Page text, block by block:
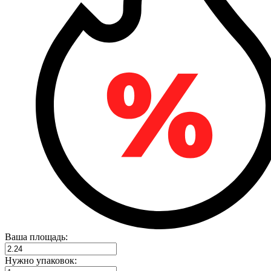
Ваша площадь:
Нужно упаковок: